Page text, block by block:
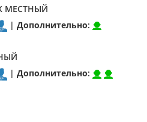
МЕСТНЫЙ
| Дополнительно:
| Дополнительно: